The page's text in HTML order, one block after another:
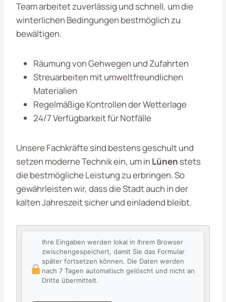
Team arbeitet zuverlässig und schnell, um die
winterlichen Bedingungen bestmöglich zu
bewältigen.
Räumung von Gehwegen und Zufahrten
Streuarbeiten mit umweltfreundlichen
Materialien
Regelmäßige Kontrollen der Wetterlage
24/7 Verfügbarkeit für Notfälle
Unsere Fachkräfte sind bestens geschult und
setzen moderne Technik ein, um in Lünen stets
die bestmögliche Leistung zu erbringen. So
gewährleisten wir, dass die Stadt auch in der
kalten Jahreszeit sicher und einladend bleibt.
Ihre Eingaben werden lokal in Ihrem Browser
zwischengespeichert, damit Sie das Formular
später fortsetzen können. Die Daten werden
nach 7 Tagen automatisch gelöscht und nicht an
Dritte übermittelt.